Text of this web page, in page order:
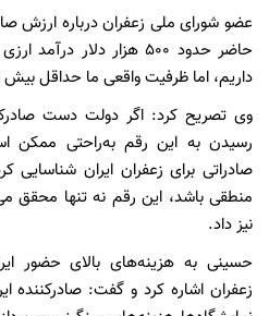
عضو شورای ملی زعفران درباره
حاضر حدود ۵۰۰ هزار دلار
داریم، اما ظرفیت واقعی ما حداقل
وی تصریح کرد: اگر دولت دست
صادراتی برای زعفران ایران شناسایی
منطقی باشد، این رقم نه تنها محقق
نیز داد.
حسینی به هزینه‌های بالای حضور
زعفران اشاره کرد و گفت: صادرکننده